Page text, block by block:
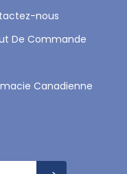
nous
De Commande
Canadienne